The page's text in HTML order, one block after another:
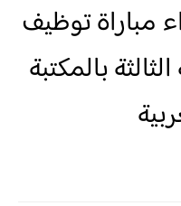
مباراة توظيف
بالمكتبة